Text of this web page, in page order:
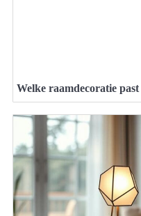
Welke raamdecoratie